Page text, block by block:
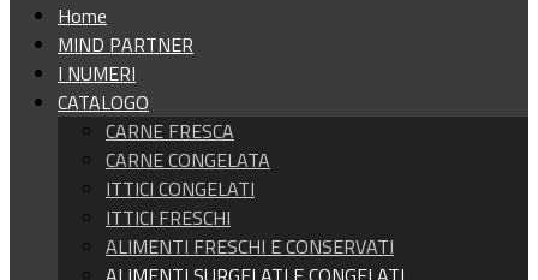
Home
MIND PARTNER
I NUMERI
CATALOGO
CARNE FRESCA
CARNE CONGELATA
ITTICI CONGELATI
ITTICI FRESCHI
ALIMENTI FRESCHI E CONSERVATI